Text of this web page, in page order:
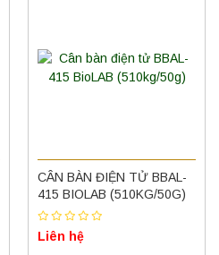
CÂN BÀN ĐIỆN TỬ BBAL-
415 BIOLAB (510KG/50G)
Liên hệ